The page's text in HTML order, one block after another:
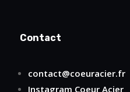
Contact
contact@coeuracier.fr
Instagram Coeur Acier